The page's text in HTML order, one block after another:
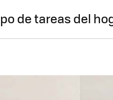
de tareas del